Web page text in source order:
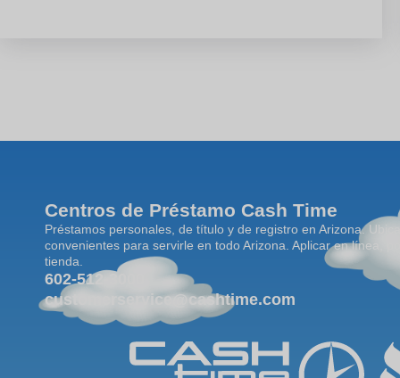
Centros de Préstamo Cash Time
Préstamos personales, de título y de registro en Arizona.
convenientes para servirle en todo Arizona. Aplicar en línea,
tienda.
602-512-3000
customerservice@cashtime.com